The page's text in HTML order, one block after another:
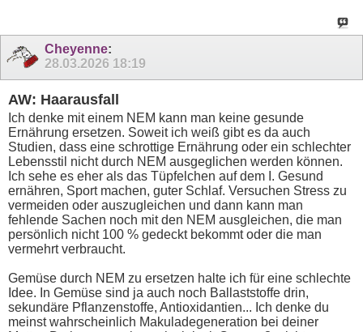
Cheyenne:
28.03.2026 18:19
AW: Haarausfall
Ich denke mit einem NEM kann man keine gesunde
Ernährung ersetzen. Soweit ich weiß gibt es da auch
Studien, dass eine schrottige Ernährung oder ein schlechter
Lebensstil nicht durch NEM ausgeglichen werden können.
Ich sehe es eher als das Tüpfelchen auf dem I. Gesund
ernähren, Sport machen, guter Schlaf. Versuchen Stress zu
vermeiden oder auszugleichen und dann kann man
fehlende Sachen noch mit den NEM ausgleichen, die man
persönlich nicht 100 % gedeckt bekommt oder die man
vermehrt verbraucht.
Gemüse durch NEM zu ersetzen halte ich für eine schlechte
Idee. In Gemüse sind ja auch noch Ballaststoffe drin,
sekundäre Pflanzenstoffe, Antioxidantien... Ich denke du
meinst wahrscheinlich Makuladegeneration bei deiner